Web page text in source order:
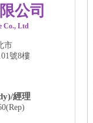
公司
Co., Ltd
市
號8樓
經理